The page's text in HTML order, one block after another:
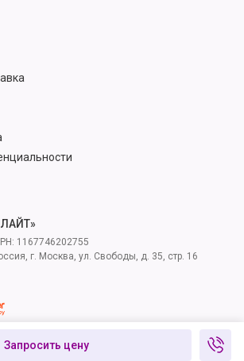
Запросить цену
1167746202755
г. Москва, ул. Свободы, д. 35, стр. 16